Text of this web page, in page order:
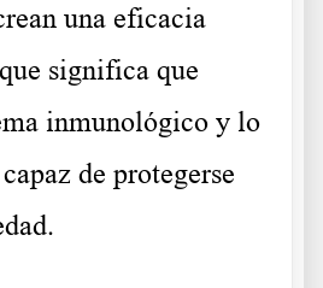
una eficacia
significa que
inmunológico y lo
de protegerse